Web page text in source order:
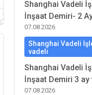
Shanghai Vadeli
İnşaat Demiri- 2
07.08.2026
Shanghai Vadeli
vadeli
Shanghai Vadeli
İnşaat Demiri 3 ay
07.08.2026